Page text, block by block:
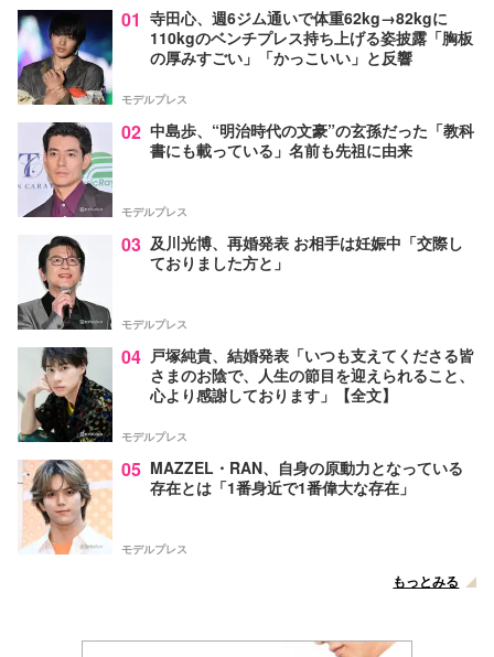
01 寺田心、週6ジム通いで体重62kg→82kgに
110kgのベンチプレス持ち上げる姿披露「胸板
の厚みすごい」「かっこいい」と反響
モデルプレス
02 中島歩、“明治時代の文豪”の玄孫だった「教科
書にも載っている」名前も先祖に由来
モデルプレス
03 及川光博、再婚発表 お相手は妊娠中「交際し
ておりました方と」
モデルプレス
04 戸塚純貴、結婚発表「いつも支えてくださる皆
さまのお陰で、人生の節目を迎えられること、
心より感謝しております」【全文】
モデルプレス
05 MAZZEL・RAN、自身の原動力となっている
存在とは「1番身近で1番偉大な存在」
モデルプレス
もっとみる